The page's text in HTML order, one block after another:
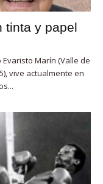
tinta y papel
Evaristo Marín (Valle de
vive actualmente en